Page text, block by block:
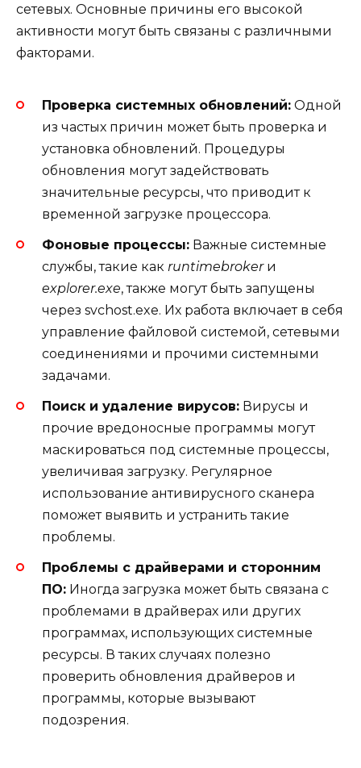
сетевых. Основные причины его высокой
активности могут быть связаны с различными
факторами.
Проверка системных обновлений: Одной
из частых причин может быть проверка и
установка обновлений. Процедуры
обновления могут задействовать
значительные ресурсы, что приводит к
временной загрузке процессора.
Фоновые процессы: Важные системные
службы, такие как runtimebrokerи
explorer.exe, также могут быть запущены
через svchost.exe. Их работа включает в себя
управление файловой системой, сетевыми
соединениями и прочими системными
задачами.
Поиск и удаление вирусов: Вирусы и
прочие вредоносные программы могут
маскироваться под системные процессы,
увеличивая загрузку. Регулярное
использование антивирусного сканера
поможет выявить и устранить такие
проблемы.
Проблемы с драйверами и сторонним
ПО: Иногда загрузка может быть связана с
проблемами в драйверах или других
программах, использующих системные
ресурсы. В таких случаях полезно
проверить обновления драйверов и
программы, которые вызывают
подозрения.